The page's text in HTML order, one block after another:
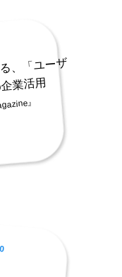
、「ユーザ
業活用
』